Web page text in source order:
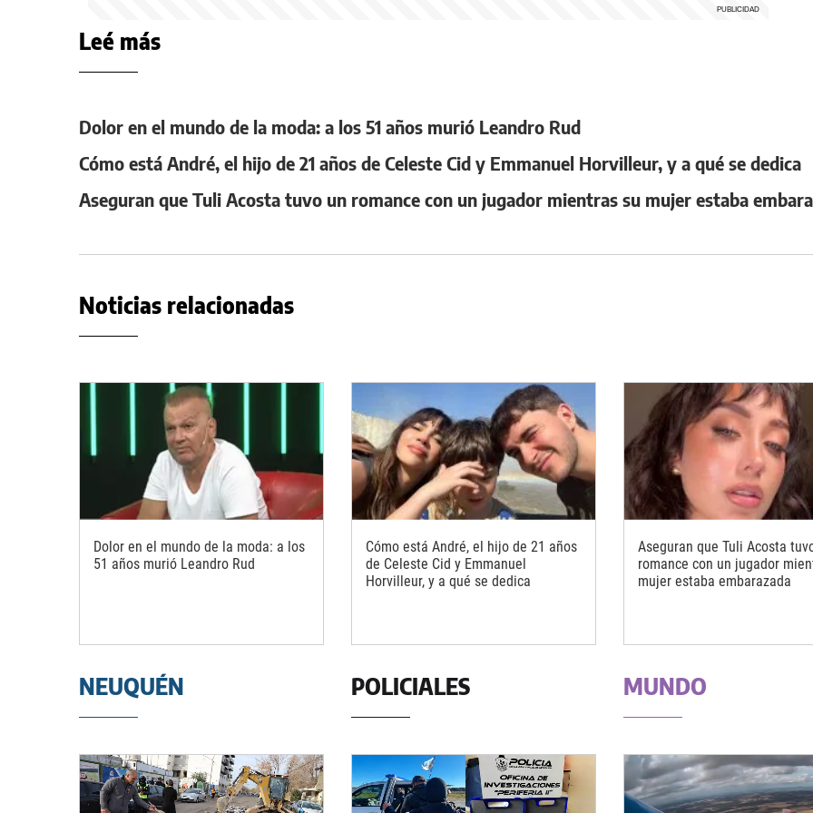
Leé más
Dolor en el mundo de la moda: a los 51 años murió Leandro Rud
Cómo está André, el hijo de 21 años de Celeste Cid y Emmanuel Horvilleur, y a qué se dedica
Aseguran que Tuli Acosta tuvo un romance con un jugador mientras su mujer estaba
Noticias relacionadas
Dolor en el mundo de la moda: a los
51 años murió Leandro Rud
Cómo está André, el hijo de 21 años
de Celeste Cid y Emmanuel
Horvilleur, y a qué se dedica
Aseguran que Tuli Acosta
romance con un jugador
mujer estaba embarazada
NEUQUÉN POLICIALES MUNDO